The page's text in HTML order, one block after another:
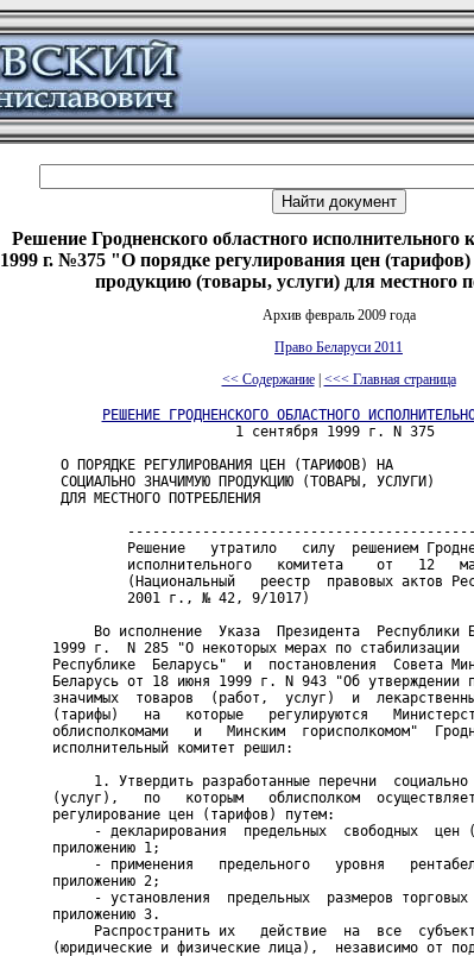
Решение Гродненского областного исполнительного
1999 г. №375 "О порядке регулирования цен
продукцию (товары, услуги) для местного
Архив февраль 2009 года
Право Беларуси 2011
<< Содержание| <<< Главная страница
РЕШЕНИЕ ГРОДНЕНСКОГО ОБЛАСТНОГО